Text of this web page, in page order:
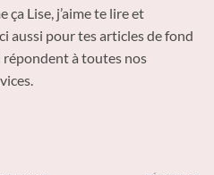
ça Lise, j’aime te lire et
aussi pour tes articles de fond
à toutes nos